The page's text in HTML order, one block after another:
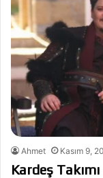
Ahmet Kasım 9,
Kardeş